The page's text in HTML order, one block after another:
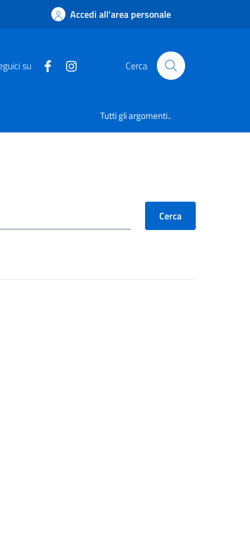
Accedi all'area personale
su Cerca
Tutti gli argomenti..
Cerca